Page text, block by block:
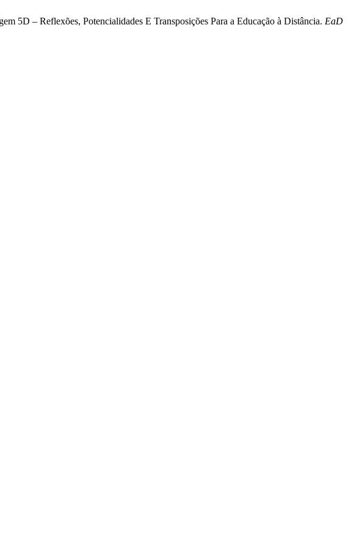
5D – Reflexões, Potencialidades E Transposições Para a Educação à Distância. EaD